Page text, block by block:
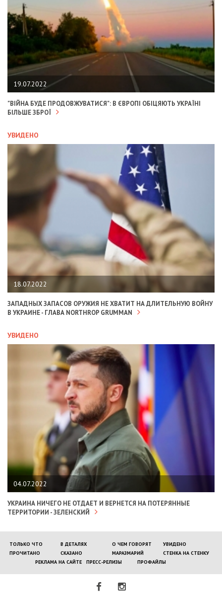
19.07.2022
"ВІЙНА БУДЕ ПРОДОВЖУВАТИСЯ": В ЄВРОПІ ОБІЦЯЮТЬ УКРАЇНІ
БІЛЬШЕ ЗБРОЇ
УВИДЕНО
18.07.2022
ЗАПАДНЫХ ЗАПАСОВ ОРУЖИЯ НЕ ХВАТИТ НА ДЛИТЕЛЬНУЮ ВОЙНУ
В УКРАИНЕ - ГЛАВА NORTHROP GRUMMAN
УВИДЕНО
04.07.2022
УКРАИНА НИЧЕГО НЕ ОТДАЕТ И ВЕРНЕТСЯ НА ПОТЕРЯННЫЕ
ТЕРРИТОРИИ - ЗЕЛЕНСКИЙ
ТОЛЬКО ЧТО В ДЕТАЛЯХ О ЧЕМ ГОВОРЯТ
УВИДЕНО
ПРОЧИТАНО
СКАЗАНО МАРАЗМАРИЙ
СТЕНКА НА СТЕНКУ
РЕКЛАМА НА САЙТЕ
ПРЕСС-РЕЛИЗЫ ПРОФАЙЛЫ